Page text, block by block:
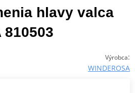
hlavy valca
810503
Výrobca:
WINDEROSA